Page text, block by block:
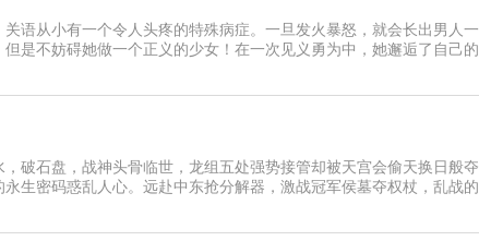
关语从小有一个令人头疼的特殊病症。一旦发火暴怒，就会长出男人一
是不妨碍她做一个正义的少女！在一次见义勇为中，她邂逅了自己的
，破石盘，战神头骨临世，龙组五处强势接管却被天宫会偷天换日般夺
生密码惑乱人心。远赴中东抢分解器，激战冠军侯墓夺权杖，乱战的